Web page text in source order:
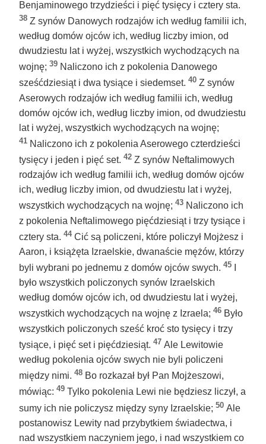
Benjaminowego trzydzieści i pięć tysięcy i cztery sta.
38 Z synów Danowych rodzajów ich według familii ich,
według domów ojców ich, według liczby imion, od
dwudziestu lat i wyżej, wszystkich wychodzących na
wojnę; 39 Naliczono ich z pokolenia Danowego
sześćdziesiąt i dwa tysiące i siedemset. 40 Z synów
Aserowych rodzajów ich według familii ich, według
domów ojców ich, według liczby imion, od dwudziestu
lat i wyżej, wszystkich wychodzących na wojnę;
41 Naliczono ich z pokolenia Aserowego czterdzieści
tysięcy i jeden i pięć set. 42 Z synów Neftalimowych
rodzajów ich według familii ich, według domów ojców
ich, według liczby imion, od dwudziestu lat i wyżej,
wszystkich wychodzących na wojnę; 43 Naliczono ich
z pokolenia Neftalimowego pięćdziesiąt i trzy tysiące i
cztery sta. 44 Cić są policzeni, które policzył Mojżesz i
Aaron, i książęta Izraelskie, dwanaście mężów, którzy
byli wybrani po jednemu z domów ojców swych. 45
było wszystkich policzonych synów Izraelskich
według domów ojców ich, od dwudziestu lat i wyżej,
wszystkich wychodzących na wojnę z Izraela; 46 Było
wszystkich policzonych sześć kroć sto tysięcy i trzy
tysiące, i pięć set i pięćdziesiąt. 47 Ale Lewitowie
według pokolenia ojców swych nie byli policzeni
między nimi. 48 Bo rozkazał był Pan Mojżeszowi,
mówiąc: 49 Tylko pokolenia Lewi nie będziesz liczył, a
sumy ich nie policzysz między syny Izraelskie; 50 Ale
postanowisz Lewity nad przybytkiem świadectwa, i
nad wszystkiem naczyniem jego, i nad wszystkiem co